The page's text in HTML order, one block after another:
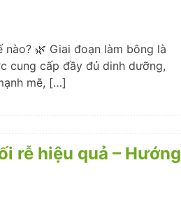
🌿 Giai đoạn làm bông là
cung cấp đầy đủ dinh dưỡng,
mẽ, […]
rễ hiệu quả – Hướng